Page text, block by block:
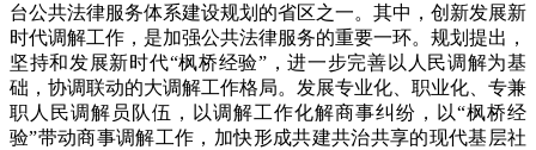
台公共法律服务体系建设规划的省区之一。其中，创新发展新
时代调解工作，是加强公共法律服务的重要一环。规划提出，
坚持和发展新时代“枫桥经验”，进一步完善以人民调解为基
础，协调联动的大调解工作格局。发展专业化、职业化、专兼
职人民调解员队伍，以调解工作化解商事纠纷，以“枫桥经
验”带动商事调解工作，加快形成共建共治共享的现代基层社